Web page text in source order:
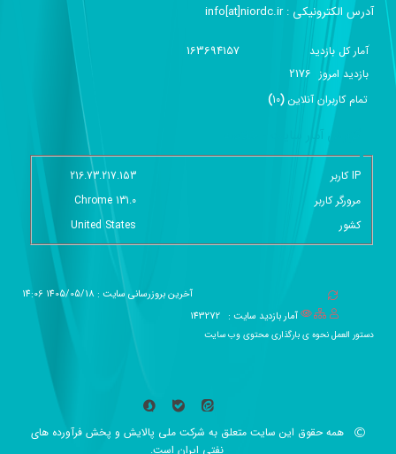
آدرس الکترونیکی :‌ info[at]niordc.ir
آمار کل بازدید 163694157
بازديد امروز 2176
تمام کاربران آنلاين (
10
)
IP کاربر
216.73.217.153
مرورگر کاربر
Chrome 131.0
کشور
United States
آخرین بروزرسانی سایت : 1405/05/18 14:06
آمار بازدید سایت : 143272
دستور العمل نحوه ی بارگذاری محتوی وب سایت
همه حقوق این سایت متعلق به شرکت ملی پالایش و پخش فرآورده های
نفتی ایران است.